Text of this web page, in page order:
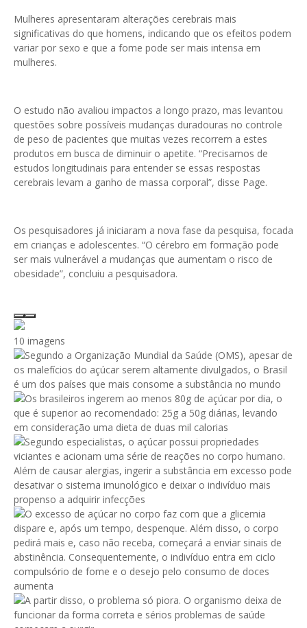
Mulheres apresentaram alterações cerebrais mais
significativas do que homens, indicando que os efeitos podem
variar por sexo e que a fome pode ser mais intensa em
mulheres.
O estudo não avaliou impactos a longo prazo, mas levantou
questões sobre possíveis mudanças duradouras no controle
de peso de pacientes que muitas vezes recorrem a estes
produtos em busca de diminuir o apetite. “Precisamos de
estudos longitudinais para entender se essas respostas
cerebrais levam a ganho de massa corporal”, disse Page.
Os pesquisadores já iniciaram a nova fase da pesquisa, focada
em crianças e adolescentes. “O cérebro em formação pode
ser mais vulnerável a mudanças que aumentam o risco de
obesidade”, concluiu a pesquisadora.
10 imagens